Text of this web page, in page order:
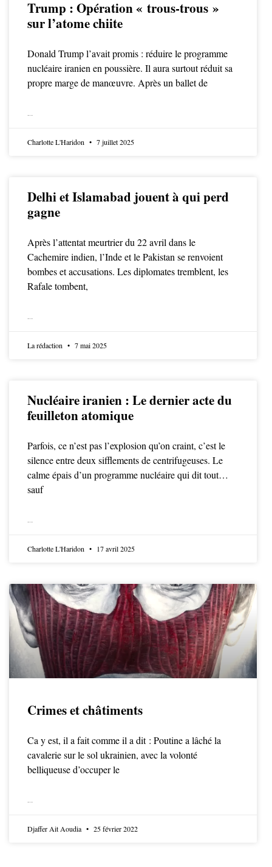
Trump : Opération « trous-trous »
sur l’atome chiite
Donald Trump l’avait promis : réduire le programme
nucléaire iranien en poussière. Il aura surtout réduit sa
propre marge de manœuvre. Après un ballet de
Charlotte L'Haridon 7 juillet 2025
Delhi et Islamabad jouent à qui perd
gagne
Après l’attentat meurtrier du 22 avril dans le
Cachemire indien, l’Inde et le Pakistan se renvoient
bombes et accusations. Les diplomates tremblent, les
Rafale tombent,
La rédaction 7 mai 2025
Nucléaire iranien : Le dernier acte du
feuilleton atomique
Parfois, ce n’est pas l’explosion qu’on craint, c’est le
silence entre deux sifflements de centrifugeuses. Le
calme épais d’un programme nucléaire qui dit tout…
sauf
Charlotte L'Haridon 17 avril 2025
Crimes et châtiments
Ca y est, il a fait comme il a dit : Poutine a lâché la
cavalerie sur le sol ukrainien, avec la volonté
belliqueuse d’occuper le
Djaffer Ait Aoudia 25 février 2022